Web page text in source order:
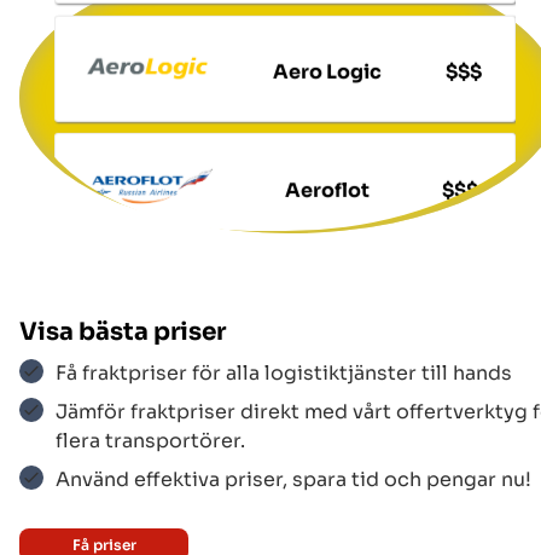
Aegean Airlines $$$
Visa bästa priser
Få fraktpriser för alla logistiktjänster till hands
Jämför fraktpriser direkt med vårt offertverktyg
flera transportörer.
Använd effektiva priser, spara tid och pengar nu!
Få priser